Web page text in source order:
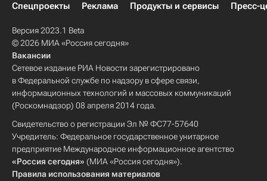
Спецпроекты
Реклама Продукты и сервисы Пресс-
Версия 2023.1 Beta
© 2026 МИА «Россия сегодня»
Вакансии
Сетевое издание РИА Новости зарегистрировано
в Федеральной службе по надзору в сфере связи,
информационных технологий и массовых коммуникаций
(Роскомнадзор) 08 апреля 2014 года.
Свидетельство о регистрации Эл № ФС77-57640
Учредитель: Федеральное государственное унитарное
предприятие Международное информационное агентство
«Россия сегодня» (МИА «Россия сегодня»).
Правила использования материалов